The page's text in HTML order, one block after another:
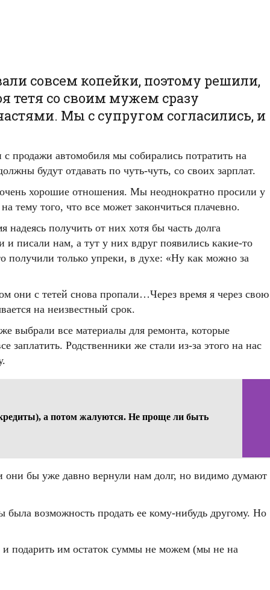
совсем копейки, поэтому решили,
тетя со своим мужем сразу
Мы с супругом согласились, и
продажи автомобиля мы собирались потратить на
будут отдавать по чуть-чуть, со своих зарплат.
хорошие отношения. Мы неоднократно просили у
тему того, что все может закончиться плачевно.
получить от них хотя бы часть долга
писали нам, а тут у них вдруг появились какие-то
только упреки, в духе: «Ну как можно за
они с тетей снова пропали…Через время я через свою
на неизвестный срок.
выбрали все материалы для ремонта, которые
заплатить. Родственники же стали из-за этого на нас
кредиты), а потом жалуются. Не проще ли быть
они бы уже давно вернули нам долг, но видимо думают
возможность продать ее кому-нибудь другому. Но
подарить им остаток суммы не можем (мы не на